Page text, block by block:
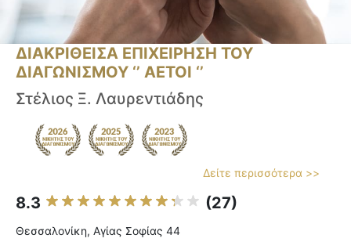
ΔΙΑΚΡΙΘΕΙΣΑ ΕΠΙΧΕΙΡΗΣΗ ΤΟΥ
ΔΙΑΓΩΝΙΣΜΟΥ ‘’ ΑΕΤΟΙ ‘’
Στέλιος Ξ. Λαυρεντιάδης
Δείτε περισσότερα >>
8.3 (27)
Θεσσαλονίκη, Αγίας Σοφίας 44